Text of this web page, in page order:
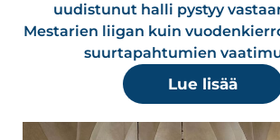
uudistunut halli pystyy
Mestarien liigan kuin
suurtapahtumien
Lue lisää